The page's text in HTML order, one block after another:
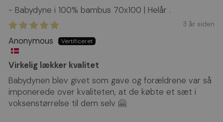
Babydyne i 100% bambus 70x100 | Helår
3 år siden
Anonymous
Virkelig lækker kvalitet
Babydynen blev givet som gave og forældrene var så
imponerede over kvaliteten, at de købte et sæt i
voksenstørrelse til dem selv 🤗